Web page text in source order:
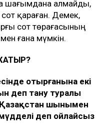
шағымдана алмайды,
қараған. Демек,
сот төрағасының
ғана мүмкін.
отырғанына екі
деп тану туралы
Қазақстан шынымен
деп ойлайсыз